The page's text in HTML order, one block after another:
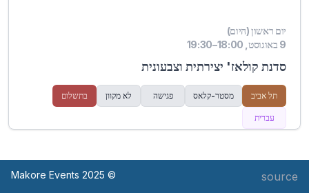
יום ראשון (היום)
9 באוגוסט, 18:00–19:30
סדנת קולאז' יצירתית וצבעונית
תל אביב מסטר-קלאס פגישה לא מקוון בתשלום
עברית
source
© Makore Events 2025